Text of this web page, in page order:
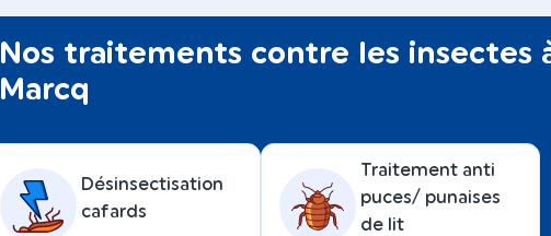
Nos traitements contre les insectes
Marcq
Désinsectisation
cafards
Traitement anti
puces/ punaises
de lit